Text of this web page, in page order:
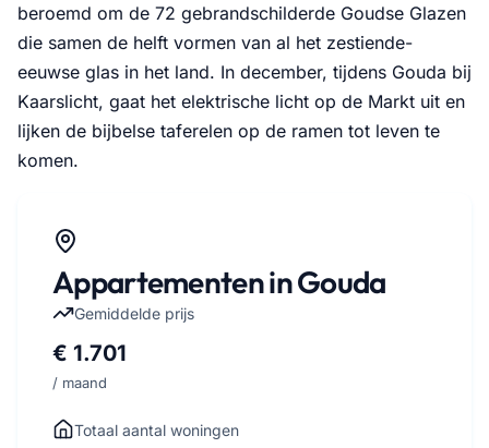
beroemd om de 72 gebrandschilderde Goudse Glazen
die samen de helft vormen van al het zestiende-
eeuwse glas in het land. In december, tijdens Gouda bij
Kaarslicht, gaat het elektrische licht op de Markt uit en
lijken de bijbelse taferelen op de ramen tot leven te
komen.
Appartementen in Gouda
Gemiddelde prijs
€ 1.701
/ maand
Totaal aantal woningen